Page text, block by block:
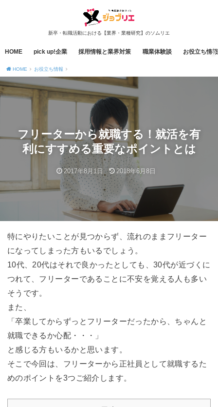
新卒・転職活動における【業界・業種研究】のソムリエ
HOME pick up!企業 採用情報と業界対策 職業体験談 お役立ち情報
HOME お役立ち情報
フリーターから就職する！就活を有
利にすすめる重要なポイントとは
2017年8月1日 2018年6月8日
特にやりたいことが見つからず、流れのままフリーター
になってしまった方もいるでしょう。
10代、20代はそれで良かったとしても、30代が近づくに
つれて、フリーターであることに不安を覚える人も多い
そうです。
また、
「卒業してからずっとフリーターだったから、ちゃんと
就職できるか心配・・・」
と感じる方もいるかと思います。
そこで今回は、フリーターから正社員として就職するた
めのポイントを3つご紹介します。